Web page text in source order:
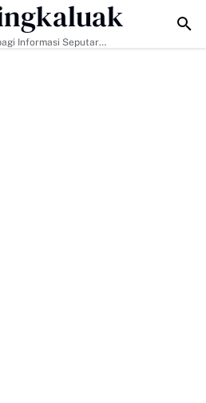
Jalan, Bekali Warga Buluh
Informasi Seputar